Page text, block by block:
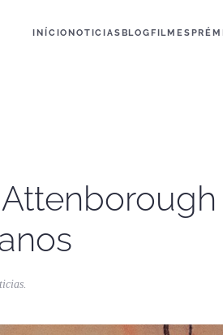
INÍCIONOTICIASBLOGFILMES
.